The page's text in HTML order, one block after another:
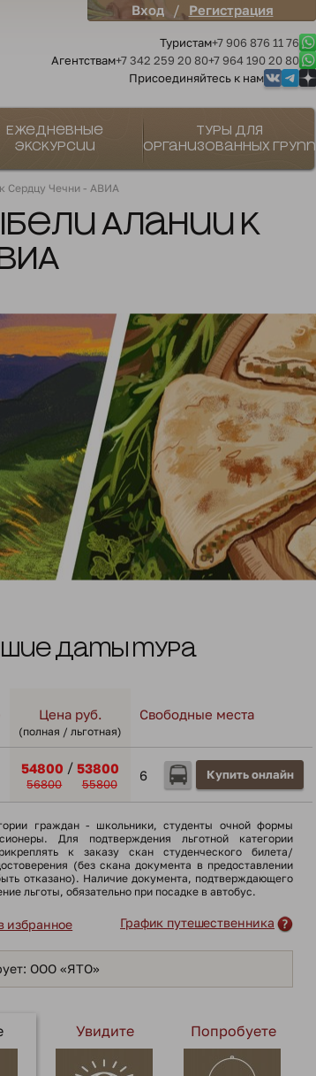
Вход / Регистрация
Туристам+7 906 876 11 76
Агентствам+7 342 259 20 80+7 964 190 20 80
Присоединяйтесь к нам
Ежедневные
экскурсии
Туры для
организованных групп
Сердцу Чечни - АВИА
Алании к
даты тура
Цена руб.
(полная / льготная)
Свободные места
54800 / 53800
56800 55800
6 Купить онлайн
граждан - школьники, cтуденты очной формы
Для подтверждения льготной категории
к заказу скан студенческого билета/
(без скана документа в предоставлении
отказано). Наличие документа, подтверждающего
льготы, обязательно при посадке в автобус.
избранное График путешественника
ООО «ЯТО»
Увидите Попробуете